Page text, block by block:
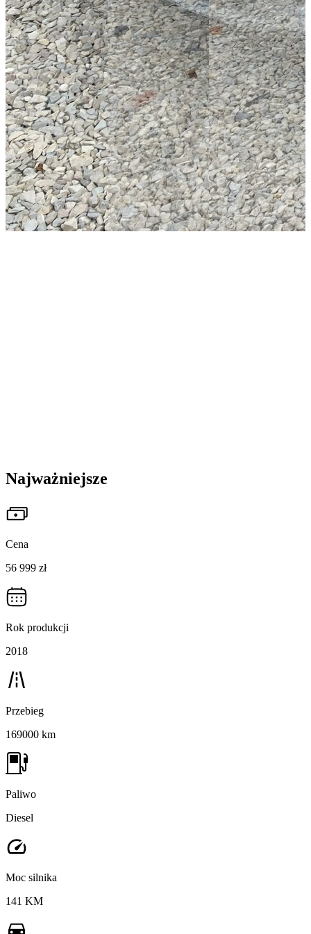
Najważniejsze
Cena
56 999 zł
Rok produkcji
2018
Przebieg
169000 km
Paliwo
Diesel
Moc silnika
141 KM